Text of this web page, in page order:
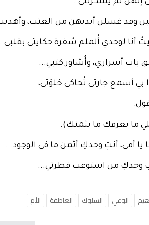
وقد غسلن أيديهن من العتب،
أنا لوحدي أُلملم سُفرة حكايتي
باب أسراري، وأُشاور كتبي...
بي أسمع جارتي تُحاكي خلوَتي،
ما يعرفك ما يثمنك).
يا أمي، أنتِ وحدكِ أثمن ما في الوجود...
وحدكِ من استوعب فطرتي...
الوعي السلوك العاطفة الأم